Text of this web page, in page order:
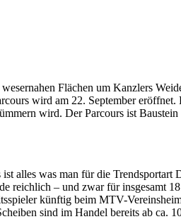
Flächen um Kanzlers
wird am 22. September
wird. Der Parcours ist
alles was man für die
reichlich – und zwar für insgesamt
künftig beim MTV-
sind im Handel bereits ab ca.